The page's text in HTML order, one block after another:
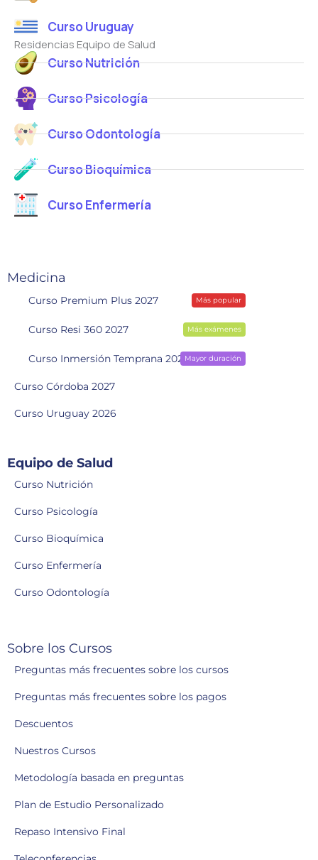
Curso Uruguay
Residencias Equipo de Salud
Curso Nutrición
Curso Psicología
Curso Odontología
Curso Bioquímica
Curso Enfermería
Medicina
Curso Premium Plus 2027 Más popular
Curso Resi 360 2027 Más exámenes
Curso Inmersión Temprana 2028Mayor duración
Curso Córdoba 2027
Curso Uruguay 2026
Equipo de Salud
Curso Nutrición
Curso Psicología
Curso Bioquímica
Curso Enfermería
Curso Odontología
Sobre los Cursos
Preguntas más frecuentes sobre los cursos
Preguntas más frecuentes sobre los pagos
Descuentos
Nuestros Cursos
Metodología basada en preguntas
Plan de Estudio Personalizado
Repaso Intensivo Final